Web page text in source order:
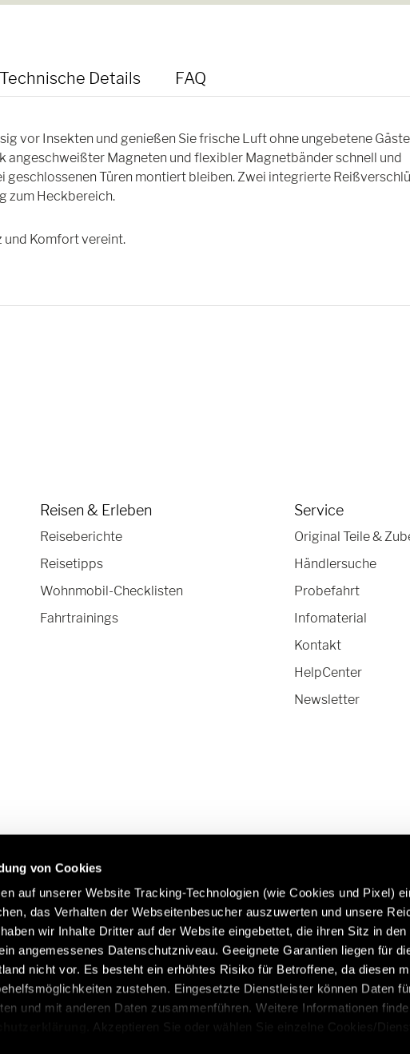
von Cookies
auf unserer Website Tracking-Technologien (wie Cookies und Pixel)
das Verhalten der Webseitenbesucher auszuwerten und unsere
wir Inhalte Dritter auf der Website eingebettet, die ihren Sitz in
angemessenes Datenschutzniveau. Geeignete Garantien liegen für
nicht vor. Es besteht ein erhöhtes Risiko für Betroffene, da diesen
zustehen. Eingesetzte Dienstleister können Daten
und mit anderen Daten zusammenführen. Weitere Informationen
. Akzeptieren Sie oder wählen Sie einzelne Cookies/
Technische Details FAQ
vor Insekten und genießen Sie frische Luft ohne ungebetene
angeschweißter Magneten und flexibler Magnetbänder schnell und
geschlossenen Türen montiert bleiben. Zwei integrierte
zum Heckbereich.
und Komfort vereint.
Reisen & Erleben
Reiseberichte
Reisetipps
Wohnmobil-Checklisten
Fahrtrainings
Service
Original Teile &
Händlersuche
Probefahrt
Infomaterial
Kontakt
HelpCenter
Newsletter
in
Erfahren Sie mehr über Hymer
Originalteile & Zubehör:
/ch/de/service/originalteile-
zubehoer
Caravans in
https://